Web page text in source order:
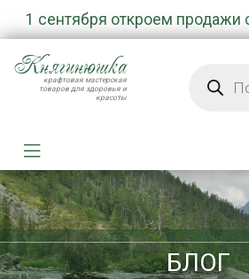
1 сентября откроем продажи
Княгинюшка
крафтовая мастерская
товаров для здоровья и
красоты
БЛОГ